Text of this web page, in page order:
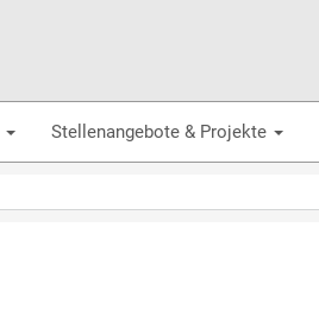
Stellenangebote & Projekte